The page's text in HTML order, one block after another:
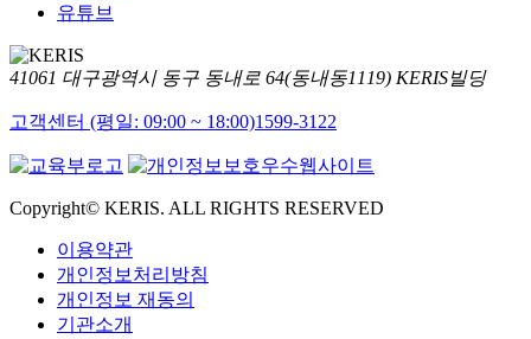
유튜브
41061 대구광역시 동구 동내로 64(동내동1119) KERIS빌딩
고객센터 (평일: 09:00 ~ 18:00)1599-3122
Copyright© KERIS. ALL RIGHTS RESERVED
이용약관
개인정보처리방침
개인정보 재동의
기관소개